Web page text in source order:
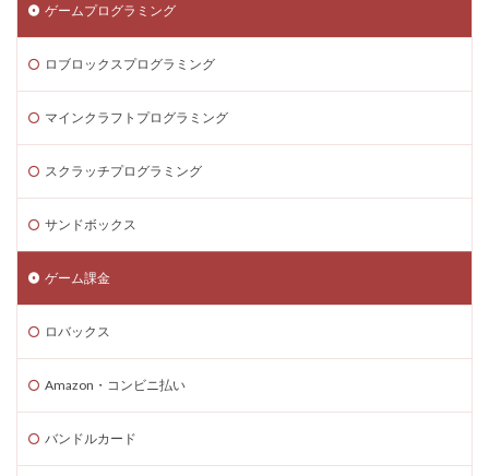
ゲームプログラミング
ロブロックスプログラミング
マインクラフトプログラミング
スクラッチプログラミング
サンドボックス
ゲーム課金
ロバックス
Amazon・コンビニ払い
バンドルカード